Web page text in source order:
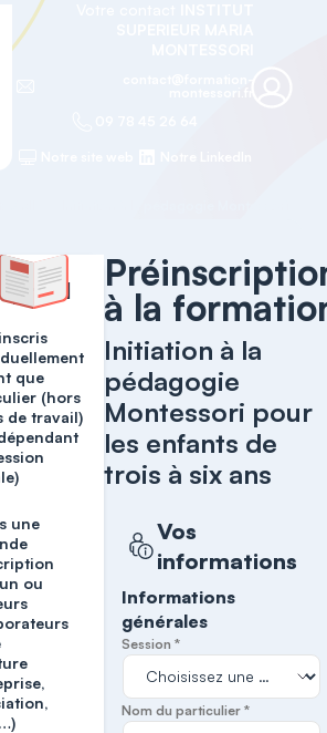
profil
que
(hors
de travail)
une
ou
à la
Initiation à la
pédagogie
Montessori pour
les enfants de
trois à six ans
Vos
informations
Informations
générales
Session *
Nom du particulier *